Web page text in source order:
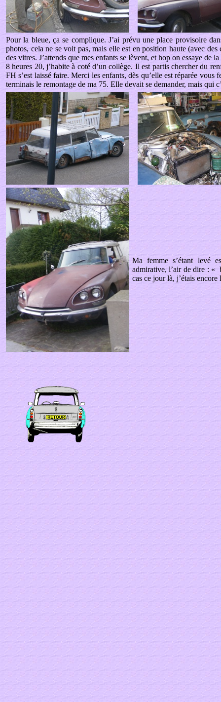
Pour la bleue, ça se complique. J’ai prévu une place provisoire
photos, cela ne se voit pas, mais elle est en position haute (avec
des vitres. J’attends que mes enfants se lèvent, et hop on essaye
8 heures 20, j’habite à coté d’un collège. Il est partis chercher du
FH s’est laissé faire. Merci les enfants, dès qu’elle est réparée
terminais le remontage de ma 75. Elle devait se demander, mais qui
Ma femme s’étant levé
admirative, l’air de dire : «
cas ce jour là, j’étais